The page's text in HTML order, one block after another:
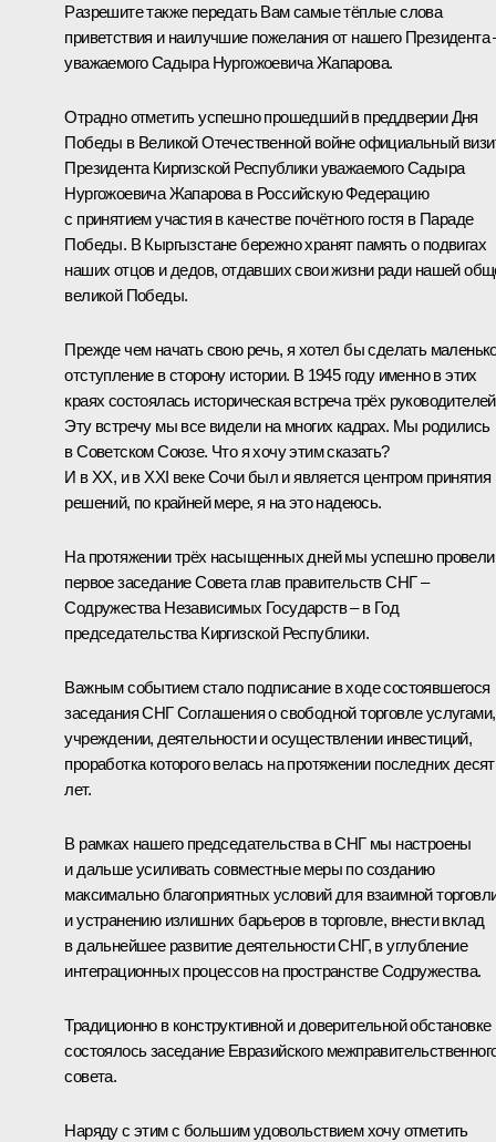
Разрешите также передать Вам самые тёплые слова
приветствия и наилучшие пожелания от нашего Президента
уважаемого Садыра Нургожоевича Жапарова.
Отрадно отметить успешно прошедший в преддверии Дня
Победы в Великой Отечественной войне официальный
Президента Киргизской Республики уважаемого Садыра
Нургожоевича Жапарова в Российскую Федерацию
с принятием участия в качестве почётного гостя в Параде
Победы. В Кыргызстане бережно хранят память о подвигах
наших отцов и дедов, отдавших свои жизни ради нашей
великой Победы.
Прежде чем начать свою речь, я хотел бы сделать
отступление в сторону истории. В 1945 году именно в этих
краях состоялась историческая встреча трёх
Эту встречу мы все видели на многих кадрах. Мы родились
в Советском Союзе. Что я хочу этим сказать?
И в XX, и в XXI веке Сочи был и является центром принятия
решений, по крайней мере, я на это надеюсь.
На протяжении трёх насыщенных дней мы успешно провели
первое заседание Совета глав правительств СНГ –
Содружества Независимых Государств – в Год
председательства Киргизской Республики.
Важным событием стало подписание в ходе состоявшегося
заседания СНГ Соглашения о свободной торговле услугами,
учреждении, деятельности и осуществлении инвестиций,
проработка которого велась на протяжении последних
лет.
В рамках нашего председательства в СНГ мы настроены
и дальше усиливать совместные меры по созданию
максимально благоприятных условий для взаимной
и устранению излишних барьеров в торговле, внести вклад
в дальнейшее развитие деятельности СНГ, в углубление
интеграционных процессов на пространстве Содружества.
Традиционно в конструктивной и доверительной обстановке
состоялось заседание Евразийского
совета.
Наряду с этим с большим удовольствием хочу отметить